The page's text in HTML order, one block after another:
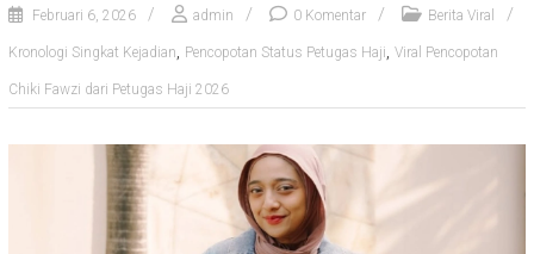
Februari 6, 2026 admin 0 Komentar Berita Viral
Kronologi Singkat Kejadian, Pencopotan Status Petugas Haji, Viral Pencopotan
Chiki Fawzi dari Petugas Haji 2026